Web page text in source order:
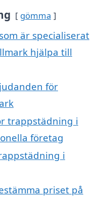
gömma
är specialiserat
hjälpa till
för
trappstädning i
företag
i
priset på